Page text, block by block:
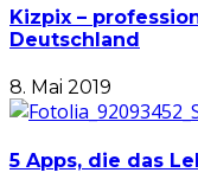
Kizpix –
Deutschland
8. Mai 2019
5 Apps, die das